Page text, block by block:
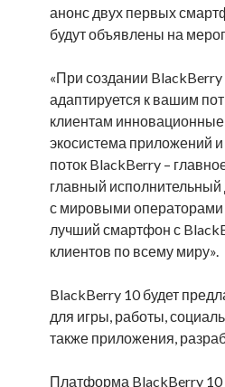
анонс двух первых
будут объявлены на
«При создании
адаптируется к вашим
клиентам
экосистема приложений
поток BlackBerry –
главный
с мировыми операторами
лучший смартфон с
клиентов по всему миру».
BlackBerry 10 будет
для игры, работы,
также приложения,
Платформа BlackBerry 10